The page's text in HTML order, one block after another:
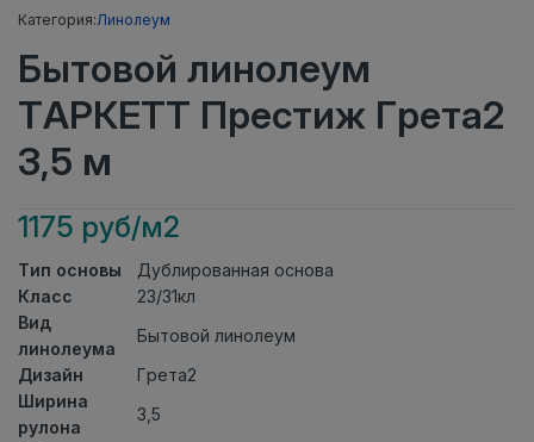
Категория:Линолеум
Бытовой линолеум
ТАРКЕТТ Престиж Грета2
3,5 м
1175 руб/м2
Тип основы
Дублированная основа
Класс
23/31кл
Вид
линолеума
Бытовой линолеум
Дизайн
Грета2
Ширина
рулона
3,5